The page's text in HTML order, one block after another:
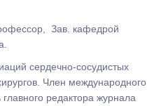
Зав. кафедрой
сердечно-сосудистых
Член международного
редактора журнала